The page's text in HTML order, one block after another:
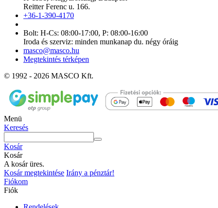
Reitter Ferenc u. 166.
+36-1-390-4170
Bolt: H-Cs: 08:00-17:00, P: 08:00-16:00
Iroda és szerviz: minden munkanap du. négy óráig
masco@masco.hu
Megtekintés térképen
© 1992 - 2026 MASCO Kft.
Menü
Keresés
Kosár
Kosár
A kosár üres.
Kosár megtekintése Irány a pénztár!
Fiókom
Fiók